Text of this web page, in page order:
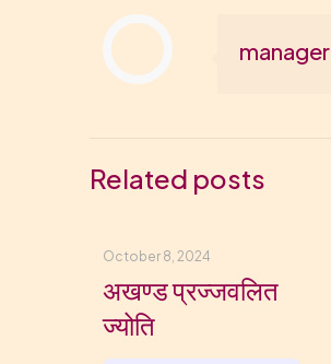
manager
Related posts
October 8, 2024
अखण्ड प्रज्जवलित
ज्योति